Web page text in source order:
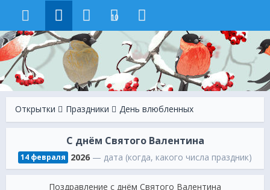
10
Открытки Праздники День влюбленных
С днём Святого Валентина
14 февраля 2026— дата (когда, какого числа праздник)
Поздравление с днём Святого Валентина